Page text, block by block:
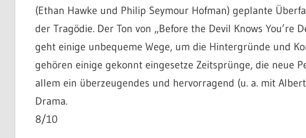
(Ethan Hawke und Philip Seymour Hofman) geplante
der Tragödie. Der Ton von „Before the Devil Knows You’re
geht einige unbequeme Wege, um die Hintergründe und
gehören einige gekonnt eingesetze Zeitsprünge, die neue
allem ein überzeugendes und hervorragend (u. a. mit
Drama.
8/10